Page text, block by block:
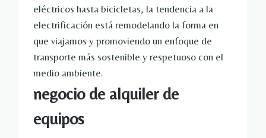
eléctricos hasta bicicletas, la tendencia a la
electrificación está remodelando la forma en
que viajamos y promoviendo un enfoque de
transporte más sostenible y respetuoso con el
medio ambiente.
negocio de alquiler de
equipos